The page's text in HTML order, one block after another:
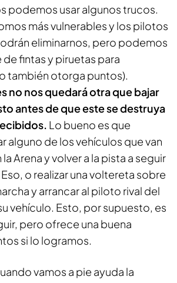
podemos usar algunos trucos.
más vulnerables y los pilotos
eliminarnos, pero podemos
de fintas y piruetas para
también otorga puntos).
no nos quedará otra que bajar
antes de que este se destruya
Lo bueno es que
alguno de los vehículos que van
Arena y volver a la pista a seguir
o realizar una voltereta sobre
y arrancar al piloto rival del
vehículo. Esto, por supuesto, es
pero ofrece una buena
si lo logramos.
vamos a pie ayuda la